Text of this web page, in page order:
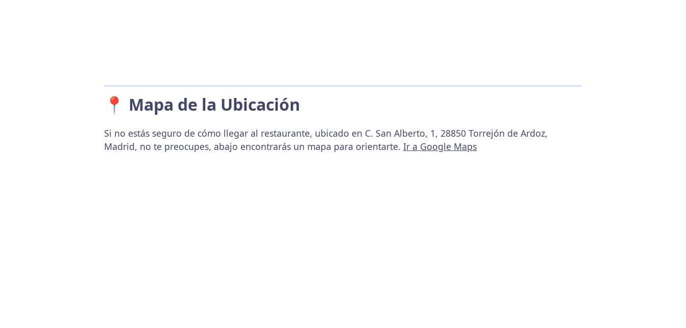
📍 Mapa de la Ubicación
Si no estás seguro de cómo llegar al restaurante, ubicado en C. San Alberto, 1, 28850 Torrejón de Ardoz,
Madrid, no te preocupes, abajo encontrarás un mapa para orientarte. Ir a Google Maps